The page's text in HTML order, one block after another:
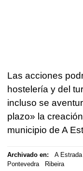
Las acciones
hostelería y del
incluso se
plazo» la
municipio de A
Archivado en: A Estrada
Pontevedra
Ribeira